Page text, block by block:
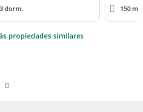
3 dorm. 150
propiedades similares